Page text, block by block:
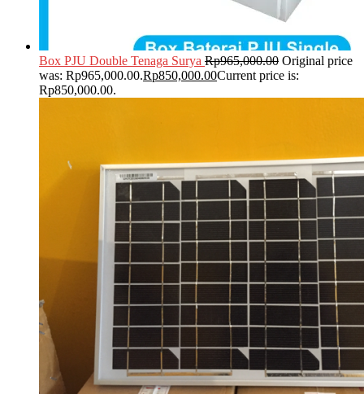
Box PJU Double Tenaga Surya Rp965,000.00 Original price
was: Rp965,000.00.Rp850,000.00Current price is:
Rp850,000.00.